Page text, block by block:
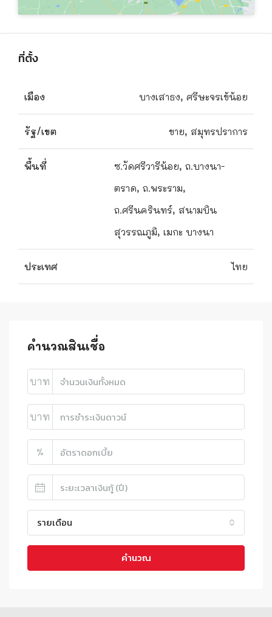
ที่ตั้ง
เมือง บางเสาธง, ศรีษะจรเข้น้อย
รัฐ/เขต ขาย, สมุทรปราการ
พื้นที่
ซ.วัดศรีวารีน้อย, ถ.บางนา-
ตราด, ถ.พระราม,
ถ.ศรีนครินทร์, สนามบิน
สุวรรณภูมิ, เมกะ บางนา
ประเทศ ไทย
คำนวณสินเชื่อ
บาท
บาท
%
รายเดือน
คำนวณ